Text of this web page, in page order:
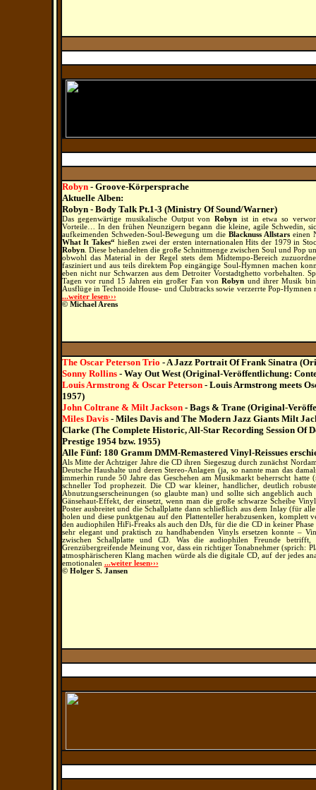
Robyn- Groove-Körpersprache
Aktuelle Alben:
Robyn - Body Talk Pt.1-3 (Ministry Of Sound/Warner)
Das gegenwärtige musikalische Output vonRobyn ist in etwa so
Vorteile… In den frühen Neunzigern begann die kleine, agile Schwedin,
aufkeimenden Schweden-Soul-Bewegung um die Blacknuss Allstars einen
What It Takes“ hießen zwei der ersten internationalen Hits der 1979 in
Robyn. Diese behandelten die große Schnittmenge zwischen Soul und Pop
obwohl das Material in der Regel stets dem Midtempo-Bereich
fasziniert und aus teils direktem Pop eingängige Soul-Hymnen machen
eben nicht nur Schwarzen aus dem Detroiter Vorstadtghetto vorbehalten.
Tagen vor rund 15 Jahren ein großer Fan vonRobyn und ihrer Musik
Ausflüge in Technoide House- und Clubtracks sowie verzerrte Pop-
...weiter lesen›››
© Michael Arens
The Oscar Peterson Trio - AJazz Portrait Of Frank Sinatra
Sonny Rollins- Way Out West (Original-Veröffentlichung:
Louis Armstrong & Oscar Peterson - Louis Armstrong meets
1957)
John Coltrane & Milt Jackson- Bags & Trane (Original-
Miles Davis - Miles Davis and The Modern Jazz Giants Milt
Clarke (The Complete Historic, All-Star Recording Session Of
Prestige 1954 bzw. 1955)
Alle Fünf: 180 Gramm DMM-Remastered Vinyl-Reissues
Als Mitte der Achtziger Jahre die CD ihren Siegeszug durch zunächst
Deutsche Haushalte und deren Stereo-Anlagen (ja, so nannte man das
immerhin runde 50 Jahre das Geschehen am Musikmarkt beherrscht hatte
schneller Tod prophezeit. Die CD war kleiner, handlicher, deutlich
Abnutzungserscheinungen (so glaubte man) und sollte sich angeblich
Gänsehaut-Effekt, der einsetzt, wenn man die große schwarze Scheibe
Poster ausbreitet und die Schallplatte dann schließlich aus dem Inlay (für
holen und diese punktgenau auf den Plattenteller herabzusenken,
den audiophilen HiFi-Freaks als auch den DJs, für die die CD in keiner
sehr elegant und praktisch zu handhabenden Vinyls ersetzen konnte –
zwischen Schallplatte und CD. Was die audiophilen Freunde
Grenzübergreifende Meinung vor, dass ein richtiger Tonabnehmer (sprich:
atmosphärischeren Klang machen würde als die digitale CD, auf der jedes
emotionalen ...weiter lesen›››
© Holger S. Jansen